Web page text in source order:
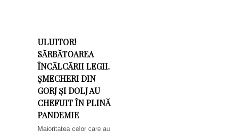
ULUITOR!
SĂRBĂTOAREA
ÎNCĂLCĂRII LEGII.
ȘMECHERI DIN
GORJ ȘI DOLJ AU
CHEFUIT ÎN PLINĂ
PANDEMIE
Majoritatea celor care au